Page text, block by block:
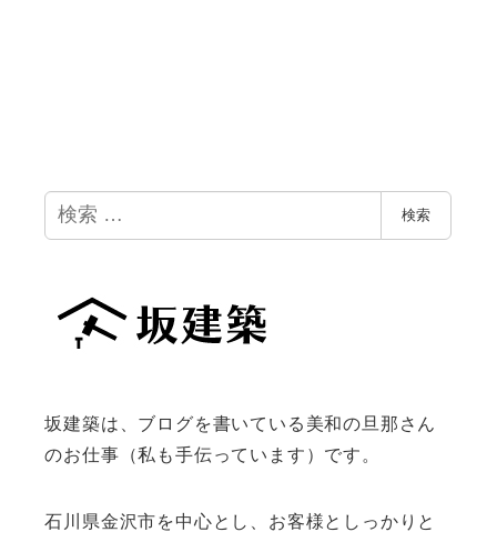
検
索
検索
坂建築は、ブログを書いている美和の旦那さん
のお仕事（私も手伝っています）です。
石川県金沢市を中心とし、お客様としっかりと